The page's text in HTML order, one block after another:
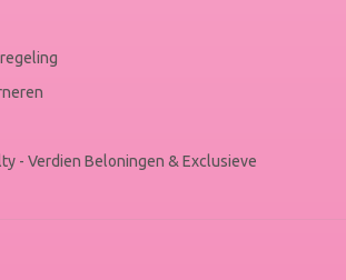
- Verdien Beloningen & Exclusieve